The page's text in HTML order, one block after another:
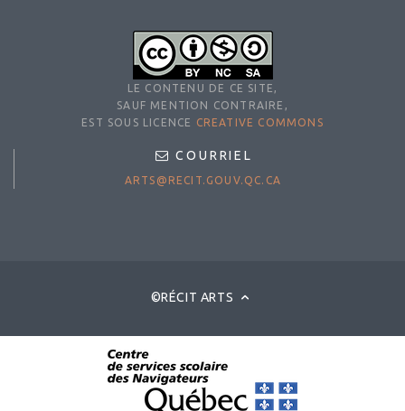
LE CONTENU DE CE SITE,
SAUF MENTION CONTRAIRE,
EST SOUS LICENCE
CREATIVE COMMONS
COURRIEL
ARTS@RECIT.GOUV.QC.CA
©RÉCIT ARTS